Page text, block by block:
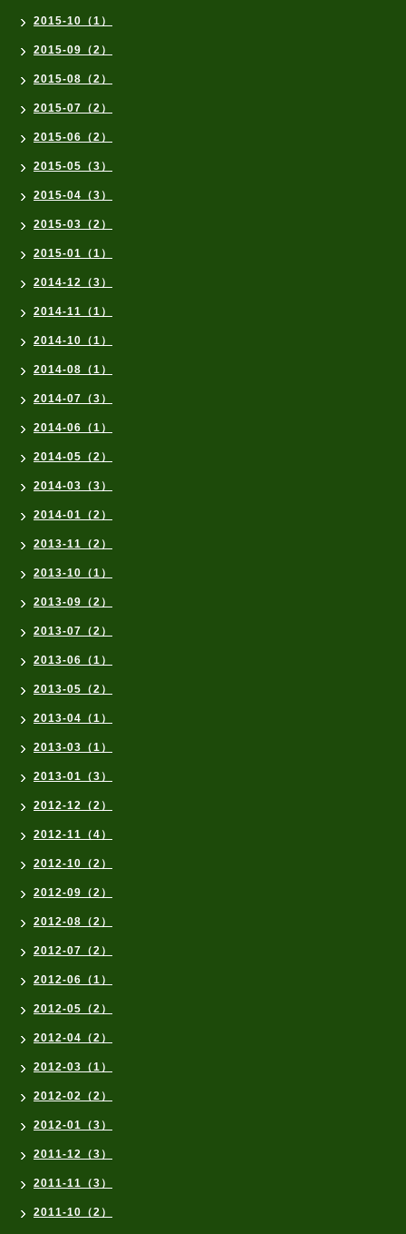
2015-10（1）
2015-09（2）
2015-08（2）
2015-07（2）
2015-06（2）
2015-05（3）
2015-04（3）
2015-03（2）
2015-01（1）
2014-12（3）
2014-11（1）
2014-10（1）
2014-08（1）
2014-07（3）
2014-06（1）
2014-05（2）
2014-03（3）
2014-01（2）
2013-11（2）
2013-10（1）
2013-09（2）
2013-07（2）
2013-06（1）
2013-05（2）
2013-04（1）
2013-03（1）
2013-01（3）
2012-12（2）
2012-11（4）
2012-10（2）
2012-09（2）
2012-08（2）
2012-07（2）
2012-06（1）
2012-05（2）
2012-04（2）
2012-03（1）
2012-02（2）
2012-01（3）
2011-12（3）
2011-11（3）
2011-10（2）